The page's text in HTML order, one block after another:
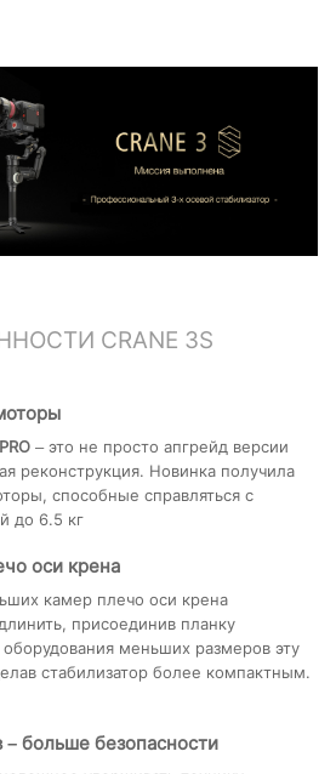
CRANE 3S
– это не просто апгрейд версии
реконструкция. Новинка получила
способные справляться с
до 6.5 кг
оси крена
камер плечо оси крена
присоединив планку
меньших размеров эту
стабилизатор более компактным.
больше безопасности